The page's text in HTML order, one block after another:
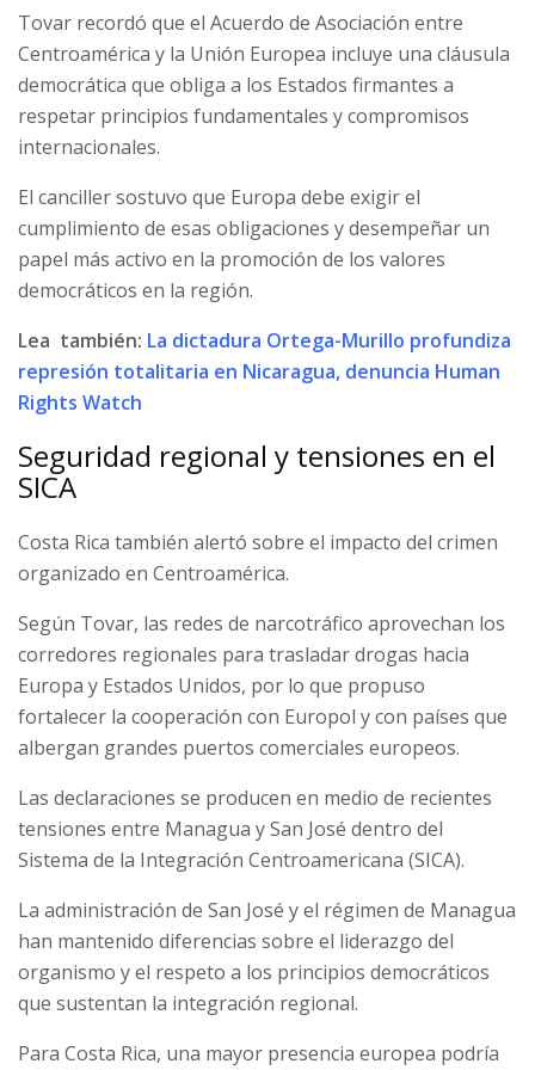
Tovar recordó que el Acuerdo de Asociación entre
Centroamérica y la Unión Europea incluye una cláusula
democrática que obliga a los Estados firmantes a
respetar principios fundamentales y compromisos
internacionales.
El canciller sostuvo que Europa debe exigir el
cumplimiento de esas obligaciones y desempeñar un
papel más activo en la promoción de los valores
democráticos en la región.
Lea también: La dictadura Ortega-Murillo profundiza
represión totalitaria en Nicaragua, denuncia Human
Rights Watch
Seguridad regional y tensiones en el
SICA
Costa Rica también alertó sobre el impacto del crimen
organizado en Centroamérica.
Según Tovar, las redes de narcotráfico aprovechan los
corredores regionales para trasladar drogas hacia
Europa y Estados Unidos, por lo que propuso
fortalecer la cooperación con Europol y con países que
albergan grandes puertos comerciales europeos.
Las declaraciones se producen en medio de recientes
tensiones entre Managua y San José dentro del
Sistema de la Integración Centroamericana (SICA).
La administración de San José y el régimen de Managua
han mantenido diferencias sobre el liderazgo del
organismo y el respeto a los principios democráticos
que sustentan la integración regional.
Para Costa Rica, una mayor presencia europea podría